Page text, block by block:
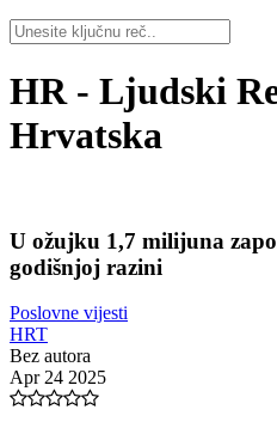
HR - Ljudski
Hrvatska
U ožujku 1,7 milijuna
godišnjoj razini
Poslovne vijesti
HRT
Bez autora
Apr 24 2025